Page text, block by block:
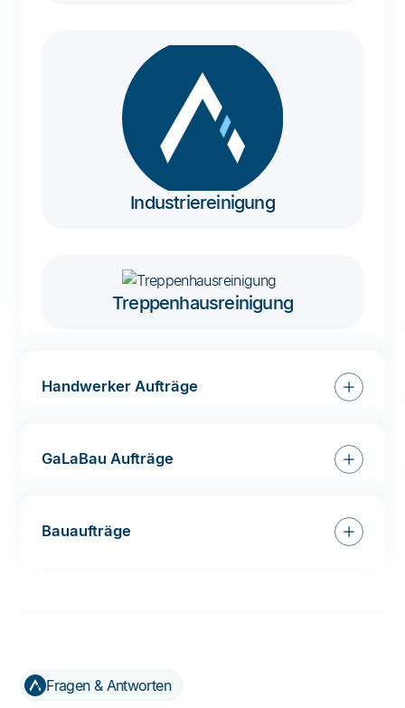
Industriereinigung
Treppenhausreinigung
Handwerker Aufträge
GaLaBau Aufträge
Bauaufträge
Fragen & Antworten